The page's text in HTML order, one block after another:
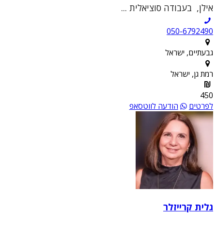
אילן, בעבודה סוציאלית ...
050-6792490
גבעתיים, ישראל
רמת גן, ישראל
450
לפרטים
הודעה לווטסאפ
גלית קרייזלר